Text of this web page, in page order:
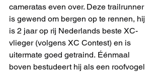
cameratas even over. Deze trailrunner
is gewend om bergen op te rennen, hij
is 2 jaar op rij Nederlands beste XC-
vlieger (volgens XC Contest) en is
uitermate goed getraind. Éénmaal
boven bestudeert hij als een roofvogel